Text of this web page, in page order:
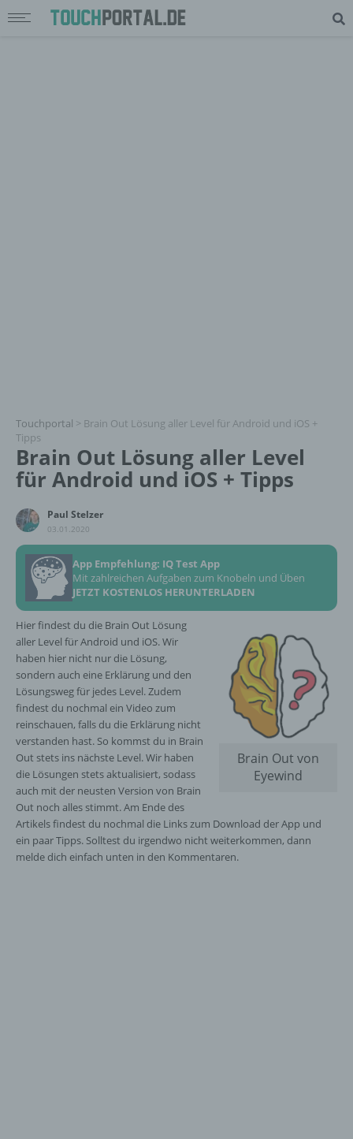
Touchportal > Brain Out Lösung aller Level für Android und iOS +
Tipps
Brain Out Lösung aller Level
für Android und iOS + Tipps
Paul Stelzer
03.01.2020
App Empfehlung: IQ Test App
Mit zahlreichen Aufgaben zum Knobeln und Üben
JETZT KOSTENLOS HERUNTERLADEN
Brain Out von
Eyewind
Hier findest du die Brain Out Lösung
aller Level für Android und iOS. Wir
haben hier nicht nur die Lösung,
sondern auch eine Erklärung und den
Lösungsweg für jedes Level. Zudem
findest du nochmal ein Video zum
reinschauen, falls du die Erklärung nicht
verstanden hast. So kommst du in Brain
Out stets ins nächste Level. Wir haben
die Lösungen stets aktualisiert, sodass
auch mit der neusten Version von Brain
Out noch alles stimmt. Am Ende des
Artikels findest du nochmal die Links zum Download der App und
ein paar Tipps. Solltest du irgendwo nicht weiterkommen, dann
melde dich einfach unten in den Kommentaren.